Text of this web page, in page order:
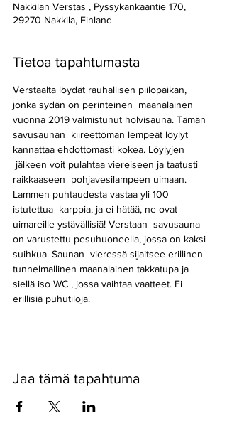
Nakkilan Verstas , Pyssykankaantie 170,
29270 Nakkila, Finland
Tietoa tapahtumasta
Verstaalta löydät rauhallisen piilopaikan,
jonka sydän on perinteinen  maanalainen
vuonna 2019 valmistunut holvisauna. Tämän
savusaunan  kiireettömän lempeät löylyt
kannattaa ehdottomasti kokea. Löylyjen
jälkeen voit pulahtaa viereiseen ja taatusti
raikkaaseen  pohjavesilampeen uimaan.
Lammen puhtaudesta vastaa yli 100
istutettua  karppia, ja ei hätää, ne ovat
uimareille ystävällisiä! Verstaan  savusauna
on varustettu pesuhuoneella, jossa on kaksi
suihkua. Saunan  vieressä sijaitsee erillinen
tunnelmallinen maanalainen takkatupa ja
siellä iso WC , jossa vaihtaa vaatteet. Ei
erillisiä puhutiloja.
Jaa tämä tapahtuma